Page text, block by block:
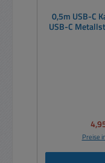
0,5m USB-C
USB-C
Preise